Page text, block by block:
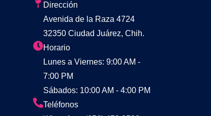
Dirección
Avenida de la Raza 4724
32350 Ciudad Juárez, Chih.
Horario
Lunes a Viernes: 9:00 AM -
7:00 PM
Sábados: 10:00 AM - 4:00 PM
Teléfonos